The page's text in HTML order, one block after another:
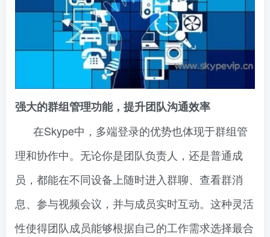
强大的群组管理功能，提升团队沟通效率
在Skype中，多端登录的优势也体现于群组管
理和协作中。无论你是团队负责人，还是普通成
员，都能在不同设备上随时进入群聊、查看群消
息、参与视频会议，并与成员实时互动。这种灵活
性使得团队成员能够根据自己的工作需求选择最合